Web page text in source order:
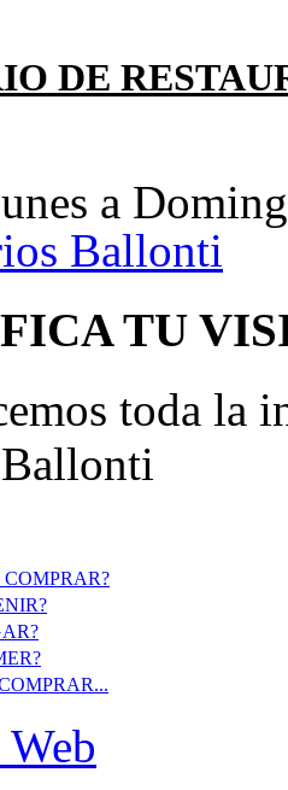
DE
a
Ballonti
TU
toda la